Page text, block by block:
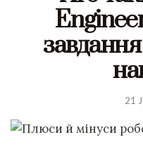
21